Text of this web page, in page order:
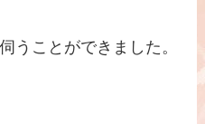
うことができました。